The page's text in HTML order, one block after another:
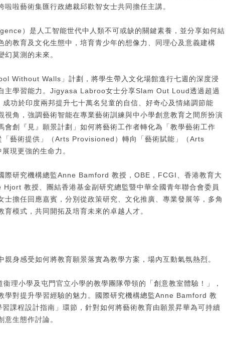
啦藝術集匯行政總裁邱歡智女士共同擔任主講。
）是人工智能世代中人類不可或缺的關鍵素養，並分享如何結
教育及文化生態中，培育青少年的想像力、同理心及意義建構
莫測的未來。
Without Walls」計劃，將學生帶入文化場館進行七週的深度浸
主學習能力。Jigyasa Labroo女士分享Slam Out Loud透過超過
功於印度兩邦提升七十萬名兒童的自信、好奇心及情緒調節能
視角，強調藝術智能在專業藝術訓練與中小學創意教育之間所扮演
會創『見』願景計劃」如何將藝術工作者轉化為「教學藝術工作
藝術提供」（Arts Provisioned）轉向「藝術賦能」（Arts
現更強的生命力。
際研究機構總監Anne Bamford 教授，OBE，FCGI、香港教育大
教授、團結香港基金副研究總監暨中華全國青年聯合會委員
擔任回應嘉賓，分別從政策研究、文化推廣、專業發展等，多角
模式，共同開拓及培育未來的卓越人才。
身感受如何將教育願景落實為教學方案，場內互動氣氛熱烈。
理小學及屯門官立小學的教學團隊帶領的「創意教室體驗！」，
學對提升學習經驗的魅力。國際研究機構總監Anne Bamford 教
課程設計指南」環節，針對如何將藝術教育由願景昇華為可持續
生態作討論。